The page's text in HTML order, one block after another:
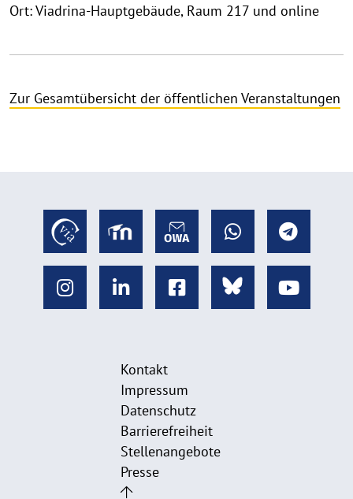
Ort: Viadrina-Hauptgebäude, Raum 217 und online
Zur Gesamtübersicht der öffentlichen Veranstaltungen
Kontakt
Impressum
Datenschutz
Barrierefreiheit
Stellenangebote
Presse